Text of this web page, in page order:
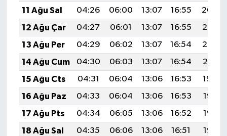
11 Ağu Sal
04:26 06:00 13:07 16:55
20:04
12 Ağu Çar
04:27 06:01 13:07 16:55
20:03
13 Ağu Per
04:29 06:02 13:07 16:54
20:02
14 Ağu Cum
04:30 06:03 13:07 16:54
20:01
15 Ağu Cts
04:31 06:04 13:06 16:53
19:59
16 Ağu Paz
04:33 06:04 13:06 16:53
19:58
17 Ağu Pts
04:34 06:05 13:06 16:52
19:57
18 Ağu Sal
04:35 06:06 13:06 16:51
19:56